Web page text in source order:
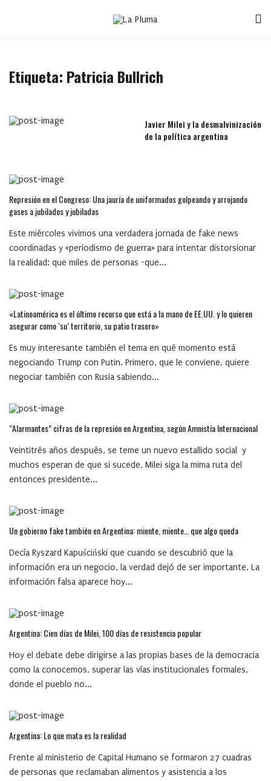
Etiqueta: Patricia Bullrich
Javier Milei y la desmalvinización
de la política argentina
Represión en el Congreso: Una jauría de uniformados golpeando y arrojando
gases a jubilados y jubiladas
Este miércoles vivimos una verdadera jornada de fake news
coordinadas y «periodismo de guerra» para intentar distorsionar
la realidad: que miles de personas -que...
«Latinoamérica es el último recurso que está a la mano de EE.UU. y lo quieren
asegurar como ‘su’ territorio, su patio trasero»
Es muy interesante también el tema en qué momento está
negociando Trump con Putin. Primero, que le conviene, quiere
negociar también con Rusia sabiendo...
“Alarmantes” cifras de la represión en Argentina, según Amnistía Internacional
Veintitrés años después, se teme un nuevo estallido social y
muchos esperan de que si sucede, Milei siga la mima ruta del
entonces presidente...
Un gobierno fake también en Argentina: miente, miente… que algo queda
Decía Ryszard Kapuściński que cuando se descubrió que la
información era un negocio, la verdad dejó de ser importante. La
información falsa aparece hoy...
Argentina: Cien días de Milei, 100 días de resistencia popular
Hoy el debate debe dirigirse a las propias bases de la democracia
como la conocemos, superar las vías institucionales formales,
donde el pueblo no...
Argentina: Lo que mata es la realidad
Frente al ministerio de Capital Humano se formaron 27 cuadras
de personas que reclamaban alimentos y asistencia a los